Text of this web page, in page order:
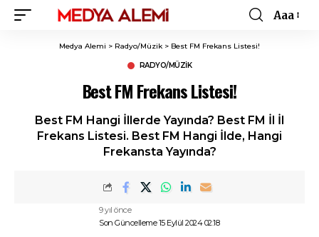
Font
Aaa
Medya Alemi > Radyo/Müzik > Best FM Frekans Listesi!
RADYO/MÜZIK
Best FM Frekans Listesi!
Best FM Hangi İllerde Yayında? Best FM İl İl
Frekans Listesi. Best FM Hangi İlde, Hangi
Frekansta Yayında?
Son Güncelleme 15 Eylül 2024 02:18
9 yıl önce